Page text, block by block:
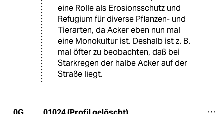
eine Rolle als Erosionsschutz und
Refugium für diverse Pflanzen- und
Tierarten, da Acker eben nun mal
eine Monokultur ist. Deshalb ist z. B.
mal öfter zu beobachten, daß bei
Starkregen der halbe Acker auf der
Straße liegt.